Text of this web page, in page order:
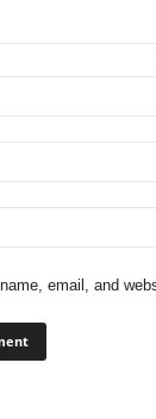
email, and